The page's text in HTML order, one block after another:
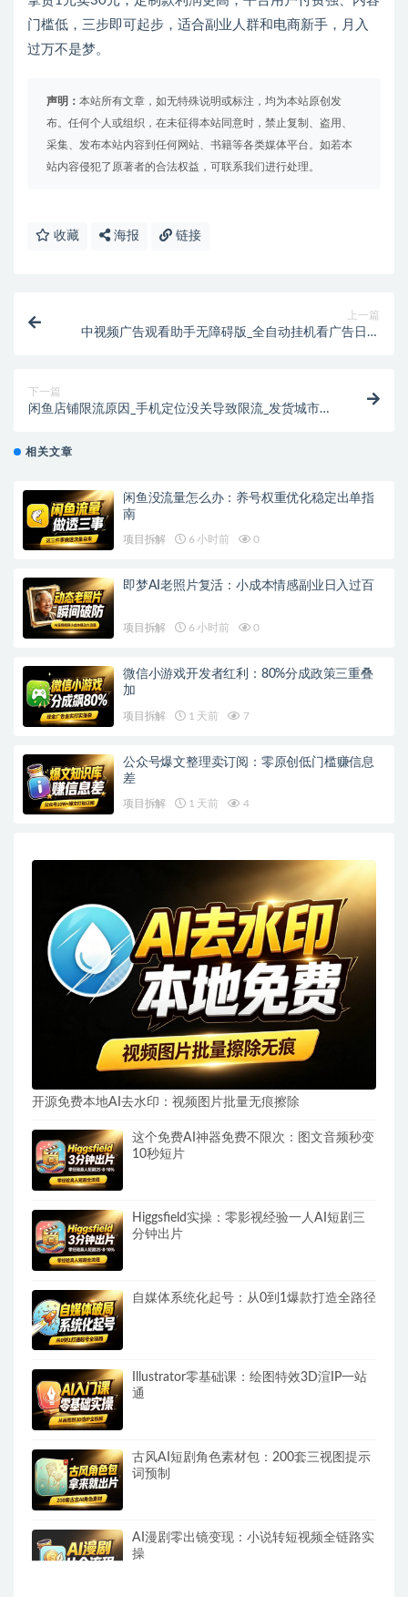
门槛低，三步即可起步，适合副业人群和电商新手，月入
过万不是梦。
声明： 本站所有文章，如无特殊说明或标注，均为本站原创发
布。任何个人或组织，在未征得本站同意时，禁止复制、盗用、
采集、发布本站内容到任何网站、书籍等各类媒体平台。如若本
站内容侵犯了原著者的合法权益，可联系我们进行处理。
收藏 海报 链接
上一篇
中视频广告观看助手无障碍版_全自动挂机看广告日入
下一篇
闲鱼店铺限流原因_手机定位没关导致限流_发货城市自
相关文章
闲鱼没流量怎么办：养号权重优化稳定出单指
南
项目拆解 6 小时前 0
即梦AI老照片复活：小成本情感副业日入过百
项目拆解 6 小时前 0
微信小游戏开发者红利：80%分成政策三重叠
加
项目拆解 1 天前 7
公众号爆文整理卖订阅：零原创低门槛赚信息
差
项目拆解 1 天前 4
开源免费本地AI去水印：视频图片批量无痕擦除
这个免费AI神器免费不限次：图文音频秒变
10秒短片
Higgsfield实操：零影视经验一人AI短剧三
分钟出片
自媒体系统化起号：从0到1爆款打造全路径
Illustrator零基础课：绘图特效3D渲IP一站
通
古风AI短剧角色素材包：200套三视图提示
词预制
AI漫剧零出镜变现：小说转短视频全链路实
操